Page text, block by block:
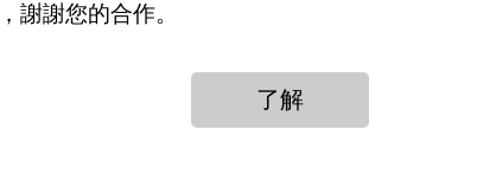
，謝謝您的合作。